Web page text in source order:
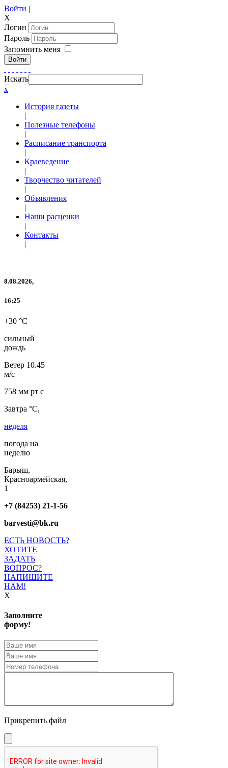
Войти |
X
Логин
Пароль
Запомнить меня
Войти
Искать
x
История газеты
|
Полезные телефоны
|
Расписание транспорта
|
Краеведение
|
Творчество читателей
|
Объявления
|
Наши расценки
|
Контакты
|
8.08.2026,
16:25
+30 °C
сильный
дождь
Ветер 10.45
м/с
758 мм рт с
Завтра °C,
неделя
погода на
неделю
Барыш,
Красноармейская,
1
+7 (84253) 21-1-56
barvesti@bk.ru
ЕСТЬ НОВОСТЬ?
ХОТИТЕ
ЗАДАТЬ
ВОПРОС?
НАПИШИТЕ
НАМ!
X
Заполните
форму!
Прикрепить файл